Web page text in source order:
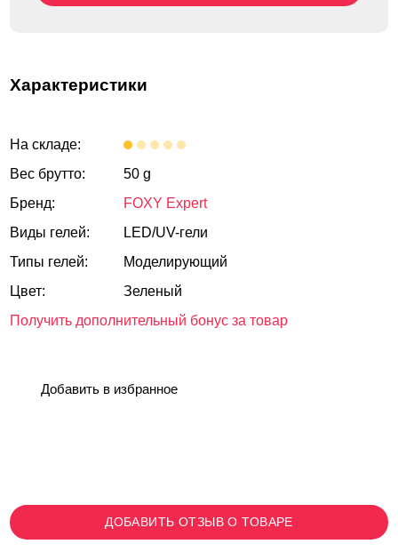
Характеристики
На складе:
Вес брутто:
50 g
Бренд:
FOXY Expert
Виды гелей:
LED/UV-гели
Типы гелей:
Моделирующий
Цвет:
Зеленый
Получить дополнительный бонус за товар
Добавить в избранное
ДОБАВИТЬ ОТЗЫВ О ТОВАРЕ